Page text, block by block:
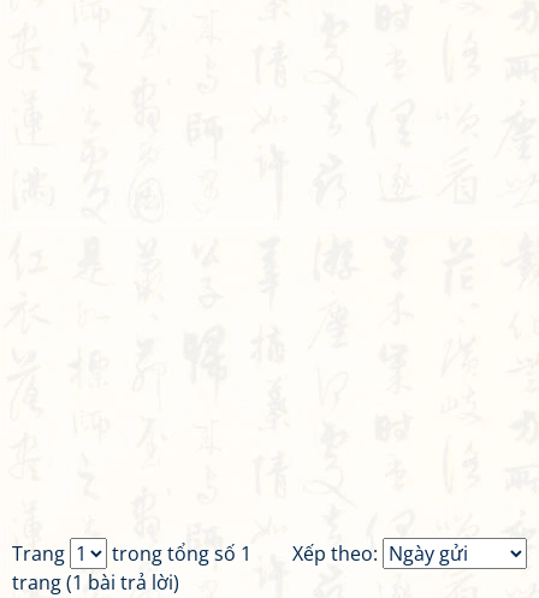
Xếp theo:
Trang
trong tổng số 1
trang (1 bài trả lời)